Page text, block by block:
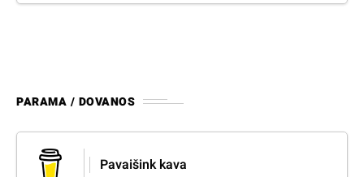
PARAMA / DOVANOS
Pavaišink kava